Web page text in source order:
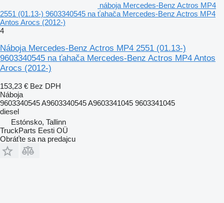
náboja Mercedes-Benz Actros MP4
2551 (01.13-) 9603340545 na ťahača Mercedes-Benz Actros MP4
Antos Arocs (2012-)
4
Náboja Mercedes-Benz Actros MP4 2551 (01.13-)
9603340545 na ťahača Mercedes-Benz Actros MP4 Antos
Arocs (2012-)
153,23 € Bez DPH
Náboja
9603340545 A9603340545 A9603341045 9603341045
diesel
Estónsko, Tallinn
TruckParts Eesti OÜ
Obráťte sa na predajcu